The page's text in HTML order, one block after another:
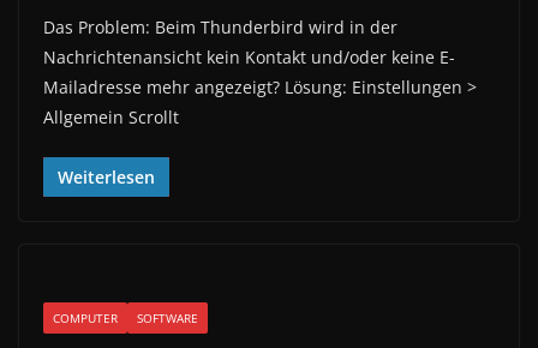
Das Problem: Beim Thunderbird wird in der
Nachrichtenansicht kein Kontakt und/oder keine E-
Mailadresse mehr angezeigt? Lösung: Einstellungen >
Allgemein Scrollt
Weiterlesen
COMPUTER SOFTWARE